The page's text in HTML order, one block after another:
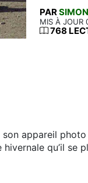
PAR
MIS À JOUR
768
appareil photo
qu’il se